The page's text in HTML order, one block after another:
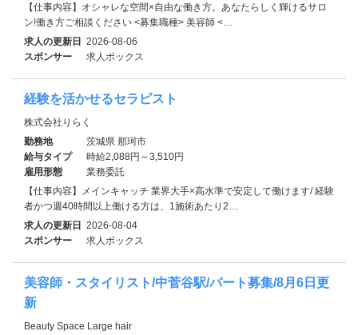
【仕事内容】オシャレな空間×自由な働き方。あなたらしく輝けるサロ
ン!働き方ご相談ください <募集職種> 美容師 <…
求人の更新日 2026-08-06
スポンサー
求人ボックス
経験を活かせるセラピスト
株式会社りらく
勤務地
茨城県 那珂市
給与タイプ
時給2,088円～3,510円
雇用形態
業務委託
【仕事内容】メインキャッチ 業界大手×高水準で安定して働けます/ 経験
者かつ週40時間以上働ける方は、1施術あたり2…
求人の更新日 2026-08-04
スポンサー
求人ボックス
美容師・スタイリスト/中菅谷駅/パート募集/8月6日更
新
Beauty Space Large hair